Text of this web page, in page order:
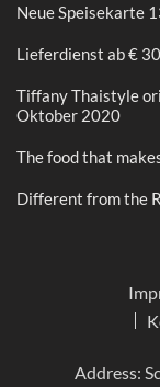
Neue Speisekarte
Lieferdienst ab € 30
Tiffany Thaistyle
Oktober 2020
The food that
Different from the
Address: